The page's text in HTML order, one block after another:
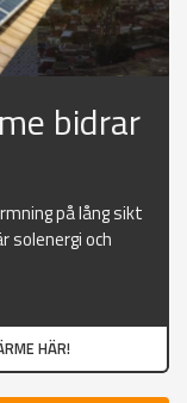
bidrar
på lång sikt
solenergi och
HÄR!